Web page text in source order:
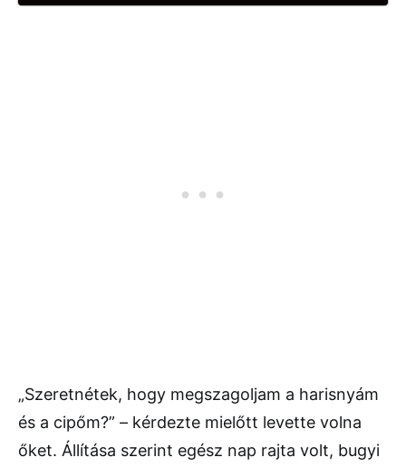
„Szeretnétek, hogy megszagoljam a harisnyám
és a cipőm?” – kérdezte mielőtt levette volna
őket. Állítása szerint egész nap rajta volt, bugyi